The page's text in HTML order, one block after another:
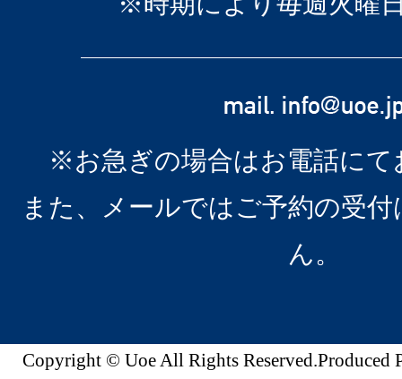
※お急ぎの場合はお電話にて
また、メールではご予約の受
ん。
Copyright © Uoe All Rights Reserved.Produced